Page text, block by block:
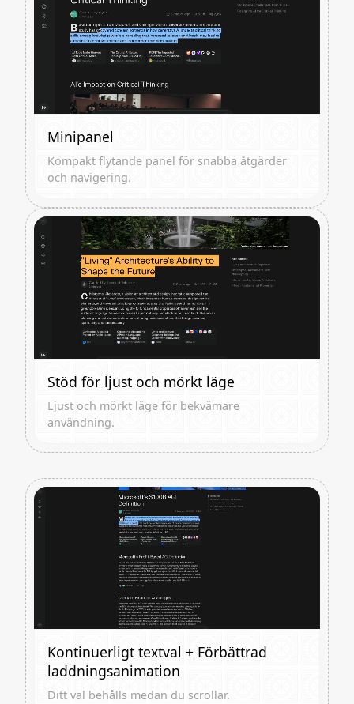
Minipanel
Kompakt flytande panel för snabba åtgärder
och navigering.
Stöd för ljust och mörkt läge
Ljust och mörkt läge för bekvämare
användning.
Kontinuerligt textval + Förbättrad
laddningsanimation
Ditt val behålls medan du scrollar.